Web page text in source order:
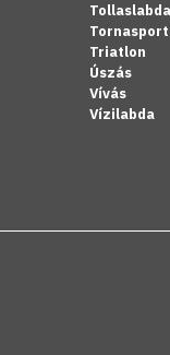
Tollaslabda
Triatlon
Úszás
Vívás
Vízilabda